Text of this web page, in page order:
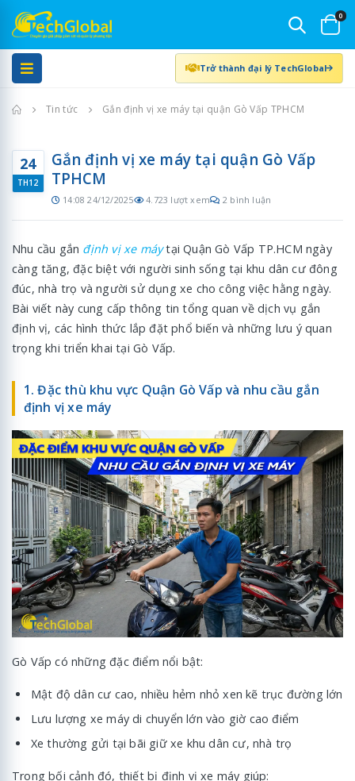
0
Trở thành đại lý TechGlobal
Trang chủ
Tin tức Gắn định vị xe máy tại quận Gò Vấp TPHCM
24
TH12
Gắn định vị xe máy tại quận Gò Vấp
TPHCM
14:08 24/12/2025 4.723 lượt xem 2 bình luận
Nhu cầu gắn định vị xe máytại Quận Gò Vấp TP.HCM ngày
càng tăng, đặc biệt với người sinh sống tại khu dân cư đông
đúc, nhà trọ và người sử dụng xe cho công việc hằng ngày.
Bài viết này cung cấp thông tin tổng quan về dịch vụ gắn
định vị, các hình thức lắp đặt phổ biến và những lưu ý quan
trọng khi triển khai tại Gò Vấp.
1. Đặc thù khu vực Quận Gò Vấp và nhu cầu gắn
định vị xe máy
Gò Vấp có những đặc điểm nổi bật:
Mật độ dân cư cao, nhiều hẻm nhỏ xen kẽ trục đường lớn
Lưu lượng xe máy di chuyển lớn vào giờ cao điểm
Xe thường gửi tại bãi giữ xe khu dân cư, nhà trọ
Trong bối cảnh đó, thiết bị định vị xe máy giúp: